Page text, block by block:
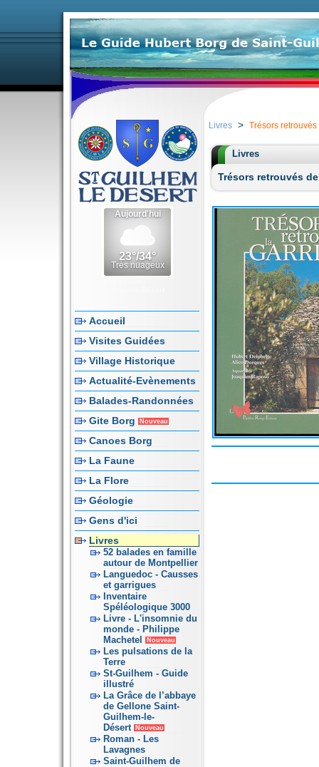
Accueil
Visites Guidées
Village Historique
Actualité-Evènements
Balades-Randonnées
Gite Borg
Nouveau
Canoes Borg
La Faune
La Flore
Géologie
Gens d'ici
Livres
52 balades en famille
autour de Montpellier
Languedoc - Causses
et garrigues
Inventaire
Spéléologique 3000
Livre - L'insomnie du
monde - Philippe
Machetel
Nouveau
Les pulsations de la
Terre
St-Guilhem - Guide
illustré
La Grâce de l’abbaye
de Gellone Saint-
Guilhem-le-
Désert Nouveau
Roman - Les
Lavagnes
Saint-Guilhem de
Livres> Trésors
Livres
Trésors retrouvés